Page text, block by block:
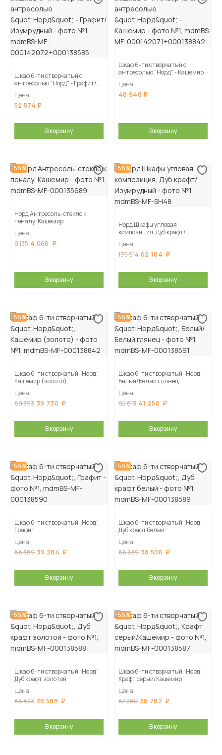
Шкаф 6-ти створчатый с
антресолью "Норд" - Графит/
Цена
52 574
В корзину
Шкаф 6-ти створчатый с
антресолью "Норд" - Кашемир
Цена
48 948
В корзину
-56%
Норд Антресоль-стекло к
пеналу, Кашемир
Цена
9 135 4 060
В корзину
-56%
Норд Шкафы угловая
композиция, Дуб крафт/
Цена
139 914 62 184
В корзину
-56%
Шкаф 6-ти створчатый "Норд",
Кашемир (золото)
Цена
89 393 39 730
В корзину
-56%
Шкаф 6-ти створчатый "Норд",
Белый/Белый глянец
Цена
92 813 41 250
В корзину
-56%
Шкаф 6-ти створчатый "Норд",
Графит
Цена
88 389 39 284
В корзину
-56%
Шкаф 6-ти створчатый "Норд",
Дуб крафт белый
Цена
86 639 38 506
В корзину
-56%
Шкаф 6-ти створчатый "Норд",
Дуб крафт золотой
Цена
86 823 38 588
В корзину
-56%
Шкаф 6-ти створчатый "Норд",
Крафт серый/Кашемир
Цена
87 260 38 782
В корзину